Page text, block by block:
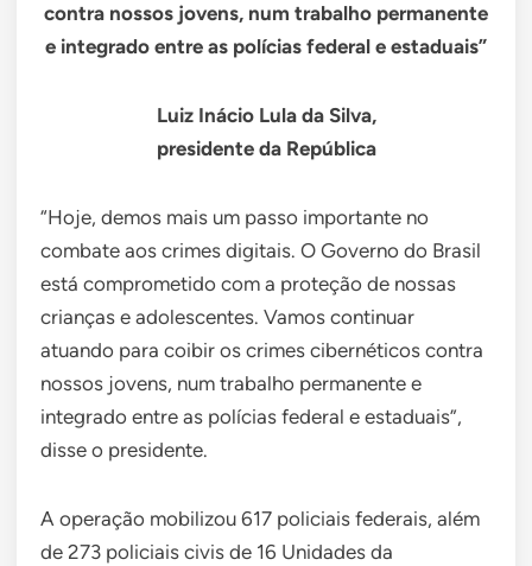
contra nossos jovens, num trabalho permanente
e integrado entre as polícias federal e estaduais”
Luiz Inácio Lula da Silva,
presidente da República
“Hoje, demos mais um passo importante no
combate aos crimes digitais. O Governo do Brasil
está comprometido com a proteção de nossas
crianças e adolescentes. Vamos continuar
atuando para coibir os crimes cibernéticos contra
nossos jovens, num trabalho permanente e
integrado entre as polícias federal e estaduais”,
disse o presidente.
A operação mobilizou 617 policiais federais, além
de 273 policiais civis de 16 Unidades da